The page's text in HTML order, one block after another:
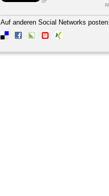
Auf anderen Social Networks